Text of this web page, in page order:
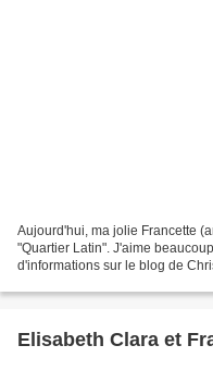
Aujourd'hui, ma jolie Francette
"Quartier Latin". J'aime
d'informations sur le blog de
Elisabeth Clara et